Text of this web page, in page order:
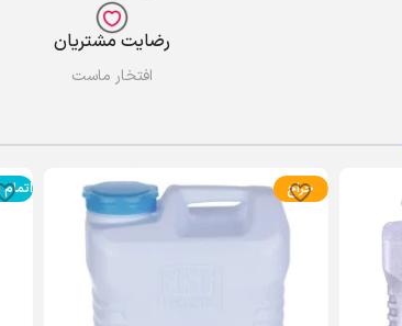
رضایت مشتریان
افتخار ماست
حراج